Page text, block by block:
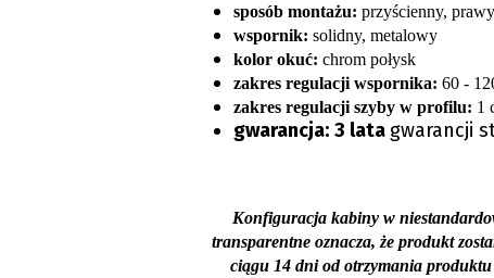
sposób montażu: przyścienny,
wspornik: solidny, metalowy
kolor okuć: chrom połysk
zakres regulacji wspornika: 60 -
zakres regulacji szyby w profilu: 1
gwarancja: 3 lata gwarancji
Konfiguracja kabiny w
transparentne oznacza, że produkt
ciągu 14 dni od otrzymania